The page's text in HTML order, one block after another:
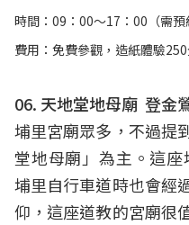
時間：09：00～17：00（需預
費用：免費參觀，造紙體驗250
06. 天地堂地母廟 登金
埔里宮廟眾多，不過提
堂地母廟」為主。這
埔里自行車道時也會經
仰，這座道教的宮廟很